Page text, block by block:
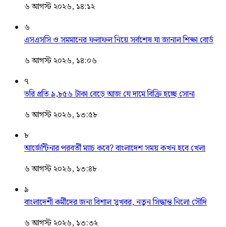
৬ আগস্ট ২০২৬, ১৪:১২
৬
এসএসসি ও সমমানের ফলাফল নিয়ে সর্বশেষ যা জানাল শিক্ষা বোর্ড
৬ আগস্ট ২০২৬, ১৪:০৬
৭
ভরি প্রতি ৯,৮৫৬ টাকা বেড়ে আজ যে দামে বিক্রি হচ্ছে সোনা
৬ আগস্ট ২০২৬, ১৩:৫৮
৮
আর্জেন্টিনার পরবর্তী ম্যাচ কবে? বাংলাদেশ সময় কখন হবে খেলা
৬ আগস্ট ২০২৬, ১৩:৪৮
৯
বাংলাদেশী কর্মীদের জন্য বিশাল সুখবর, নতুন সিদ্ধান্ত নিলো সৌদি
৬ আগস্ট ২০২৬, ১৩:৩২